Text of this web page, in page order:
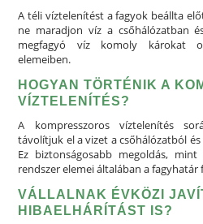
A téli víztelenítést a fagyok beállta
ne maradjon víz a csőhálózatban
megfagyó víz komoly károkat
elemeiben.
HOGYAN TÖRTÉNIK A
VÍZTELENÍTÉS?
A kompresszoros víztelenítés
távolítjuk el a vizet a csőhálózatból
Ez biztonságosabb megoldás,
rendszer elemei általában a
VÁLLALNAK ÉVKÖZI
HIBAELHÁRÍTÁST IS?